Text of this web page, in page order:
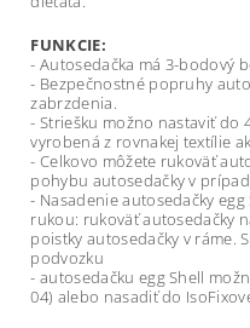
FUNKCIE:
- Autosedačka má 3-bodový
- Bezpečnostné popruhy
zabrzdenia.
- Striešku možno nastaviť do
vyrobená z rovnakej textílie
- Celkovo môžete rukoväť
pohybu autosedačky v
- Nasadenie autosedačky
rukou: rukoväť autosedačky
poistky autosedačky v
podvozku
- autosedačku egg Shell
04) alebo nasadiť do